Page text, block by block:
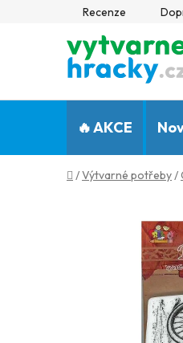
Recenze
🔥 AKCE
Domů
/Výtvarné potřeby/